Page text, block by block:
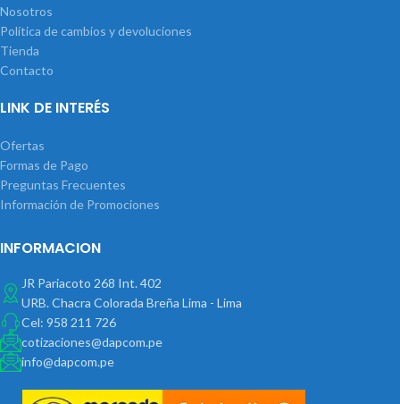
Nosotros
Política de cambios y devoluciones
Tienda
Contacto
LINK DE INTERÉS
Ofertas
Formas de Pago
Preguntas Frecuentes
Información de Promociones
INFORMACION
JR Pariacoto 268 Int. 402
URB. Chacra Colorada Breña Lima - Lima
Cel: 958 211 726
cotizaciones@dapcom.pe
info@dapcom.pe